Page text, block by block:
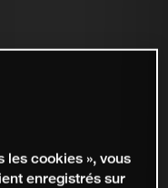
les cookies », vous
enregistrés sur